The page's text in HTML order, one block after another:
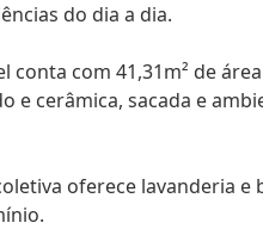
do dia a dia.
conta com 41,31m² de
e cerâmica, sacada e
oferece lavanderia